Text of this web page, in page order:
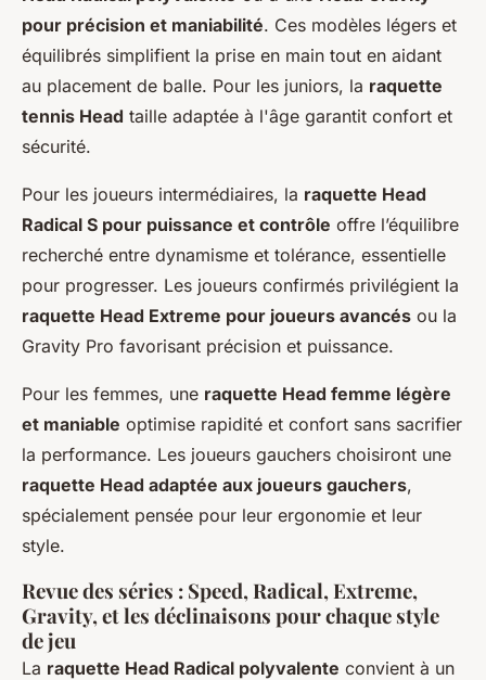
pour précision et maniabilité. Ces modèles légers et
équilibrés simplifient la prise en main tout en aidant
au placement de balle. Pour les juniors, la raquette
tennis Head taille adaptée à l'âge garantit confort et
sécurité.
Pour les joueurs intermédiaires, la raquette Head
Radical S pour puissance et contrôle offre l’équilibre
recherché entre dynamisme et tolérance, essentielle
pour progresser. Les joueurs confirmés privilégient la
raquette Head Extreme pour joueurs avancés ou la
Gravity Pro favorisant précision et puissance.
Pour les femmes, une raquette Head femme légère
et maniable optimise rapidité et confort sans sacrifier
la performance. Les joueurs gauchers choisiront une
raquette Head adaptée aux joueurs gauchers,
spécialement pensée pour leur ergonomie et leur
style.
Revue des séries : Speed, Radical, Extreme,
Gravity, et les déclinaisons pour chaque style
de jeu
La raquette Head Radical polyvalente convient à un